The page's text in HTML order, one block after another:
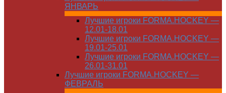
ЯНВАРЬ
Лучшие игроки FORMA.HOCKEY —
12.01-18.01
Лучшие игроки FORMA.HOCKEY —
19.01-25.01
Лучшие игроки FORMA.HOCKEY —
26.01-31.01
Лучшие игроки FORMA.HOCKEY —
ФЕВРАЛЬ